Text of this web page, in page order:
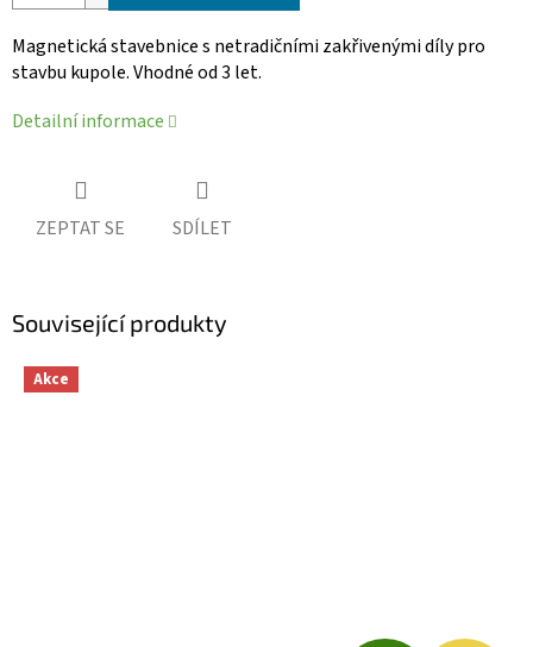
Magnetická stavebnice s netradičními zakřivenými díly pro
stavbu kupole. Vhodné od 3 let.
Detailní informace
ZEPTAT SE SDÍLET
Související produkty
Akce